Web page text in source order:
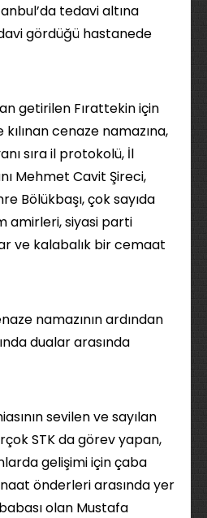
tedavi altına
gördüğü hastanede
getirilen Fırattekin için
cenaze namazına,
sıra il protokolü, İl
Mehmet Cavit Şireci,
Bölükbaşı, çok sayıda
amirleri, siyasi parti
ve kalabalık bir cemaat
namazının ardından
dualar arasında
sevilen ve sayılan
STK da görev yapan,
gelişimi için çaba
önderleri arasında yer
olan Mustafa